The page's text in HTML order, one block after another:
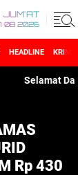
JUM'AT
08 2026
HEADLINE
Selamat Datang
Rp 430